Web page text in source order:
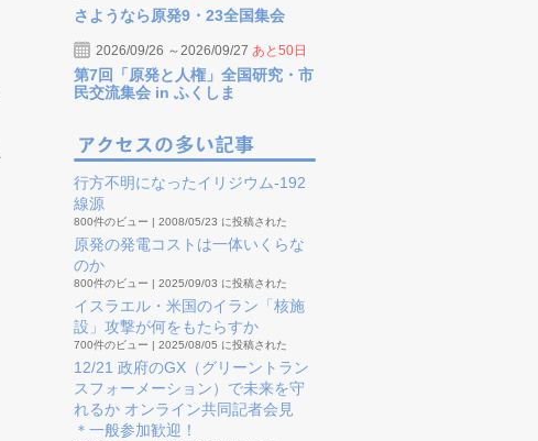
さようなら原発9・23全国集会
2026/09/26 ～2026/09/27 あと50日
第7回「原発と人権」全国研究・市
民交流集会 in ふくしま
行方不明になったイリジウム-192
線源
800件のビュー | 2008/05/23 に投稿された
原発の発電コストは一体いくらな
のか
800件のビュー | 2025/09/03 に投稿された
イスラエル・米国のイラン「核施
設」攻撃が何をもたらすか
700件のビュー | 2025/08/05 に投稿された
12/21 政府のGX（グリーントラン
スフォーメーション）で未来を守
れるか オンライン共同記者会見
＊一般参加歓迎！